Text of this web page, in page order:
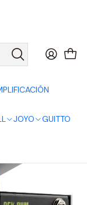
JOYO GUITTO
Colina o
BALL
activa) P06181